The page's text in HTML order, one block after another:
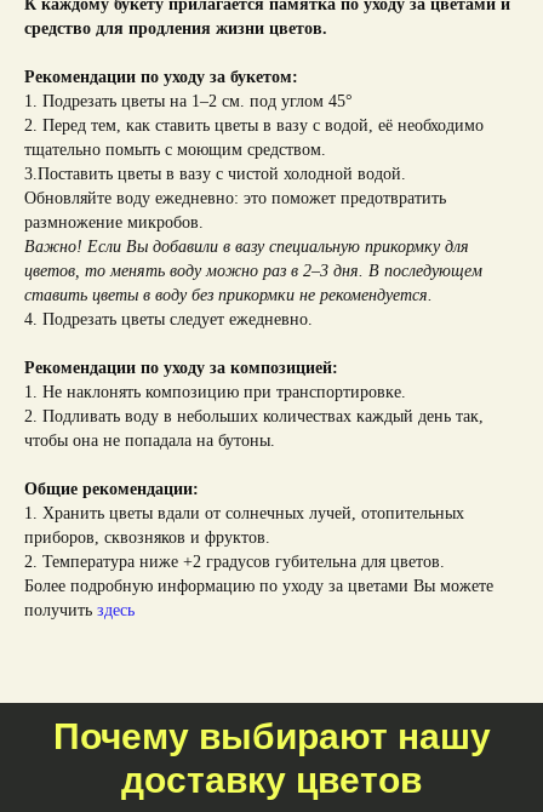
К каждому букету прилагается памятка по уходу за цветами и
средство для продления жизни цветов.
Рекомендации по уходу за букетом:
1. Подрезать цветы на 1–2 см. под углом 45°
2. Перед тем, как ставить цветы в вазу с водой, её необходимо
тщательно помыть с моющим средством.
3.Поставить цветы в вазу с чистой холодной водой.
Обновляйте воду ежедневно: это поможет предотвратить
размножение микробов.
Важно! Если Вы добавили в вазу специальную прикормку для
цветов, то менять воду можно раз в 2–3 дня. В последующем
ставить цветы в воду без прикормки не рекомендуется.
4. Подрезать цветы следует ежедневно.
Рекомендации по уходу за композицией:
1. Не наклонять композицию при транспортировке.
2. Подливать воду в небольших количествах каждый день так,
чтобы она не попадала на бутоны.
Общие рекомендации:
1. Хранить цветы вдали от солнечных лучей, отопительных
приборов, сквозняков и фруктов.
2. Температура ниже +2 градусов губительна для цветов.
Более подробную информацию по уходу за цветами Вы можете
получить здесь
Почему выбирают нашу
доставку цветов